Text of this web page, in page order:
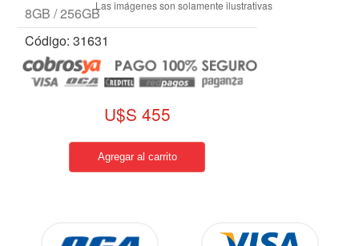
8GB / 256GB
Código: 31631
U$S 455